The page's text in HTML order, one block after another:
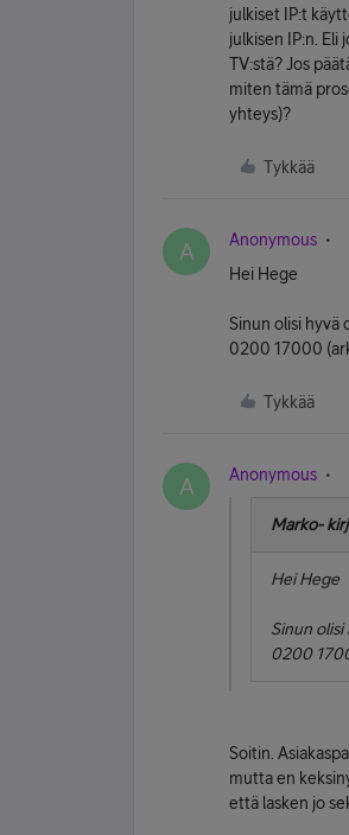
julkiset IP:t
julkisen IP:n.
TV:stä? Jos
miten tämä
yhteys)?
Tykkää
A Anonymous
Hei Hege
Sinun olisi hyvä
0200 17000
Tykkää
A Anonymous
Marko-
Hei Hege
Sinun olisi
0200
Soitin.
mutta en
että lasken jo